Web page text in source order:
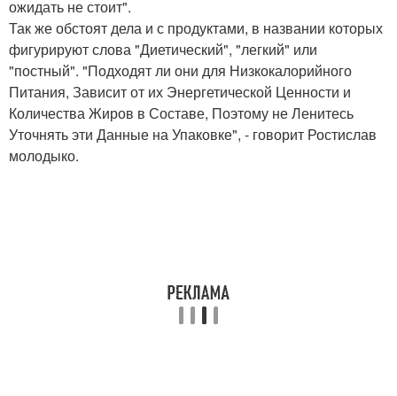
ожидать не стоит".
Так же обстоят дела и с продуктами, в названии которых
фигурируют слова "Диетический", "легкий" или
"постный". "Подходят ли они для Низкокалорийного
Питания, Зависит от их Энергетической Ценности и
Количества Жиров в Составе, Поэтому не Ленитесь
Уточнять эти Данные на Упаковке", - говорит Ростислав
молодыко.